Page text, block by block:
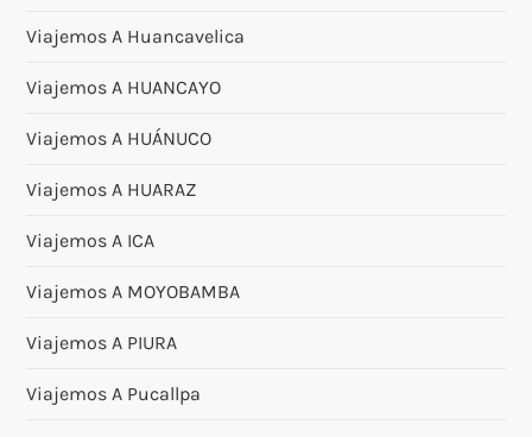
Viajemos A Huancavelica
Viajemos A HUANCAYO
Viajemos A HUÁNUCO
Viajemos A HUARAZ
Viajemos A ICA
Viajemos A MOYOBAMBA
Viajemos A PIURA
Viajemos A Pucallpa